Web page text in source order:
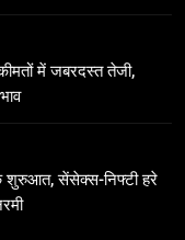
में जबरदस्त तेजी,
शुरुआत, सेंसेक्स-निफ्टी हरे